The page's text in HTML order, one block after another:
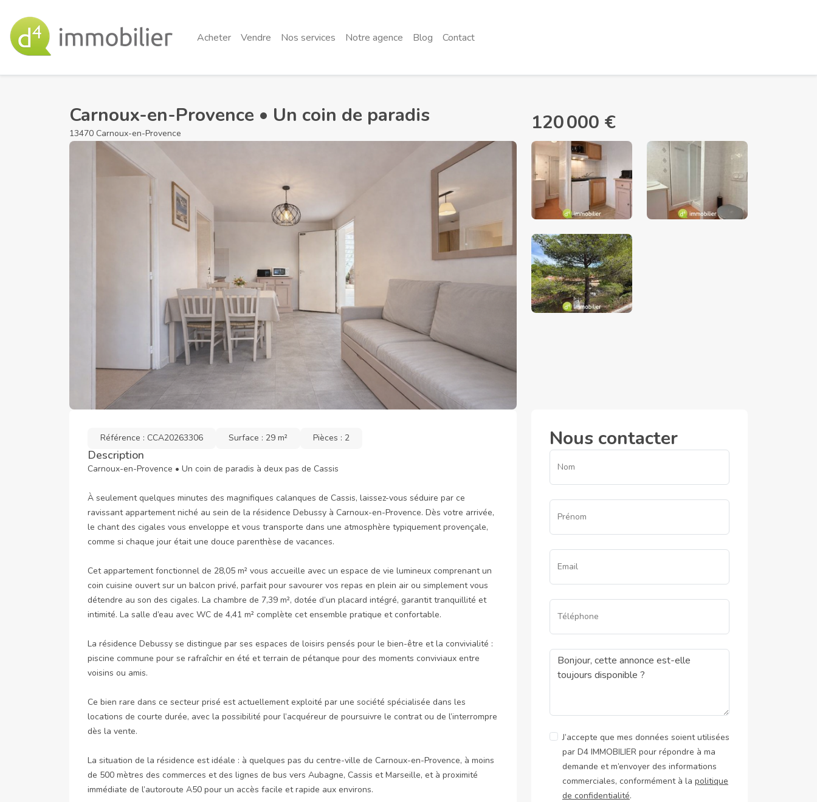
Acheter Vendre Nos services Notre agence Blog Contact
Carnoux-en-Provence • Un coin de paradis
13470 Carnoux-en-Provence 120 000 €
Référence : CCA20263306 Surface : 29 m² Pièces : 2
Description
Carnoux-en-Provence • Un coin de paradis à deux pas de Cassis
À seulement quelques minutes des magnifiques calanques de Cassis, laissez-vous séduire par ce
ravissant appartement niché au sein de la résidence Debussy à Carnoux-en-Provence. Dès votre arrivée,
le chant des cigales vous enveloppe et vous transporte dans une atmosphère typiquement provençale,
comme si chaque jour était une douce parenthèse de vacances.
Cet appartement fonctionnel de 28,05 m² vous accueille avec un espace de vie lumineux comprenant un
coin cuisine ouvert sur un balcon privé, parfait pour savourer vos repas en plein air ou simplement vous
détendre au son des cigales. La chambre de 7,39 m², dotée d’un placard intégré, garantit tranquillité et
intimité. La salle d’eau avec WC de 4,41 m² complète cet ensemble pratique et confortable.
La résidence Debussy se distingue par ses espaces de loisirs pensés pour le bien-être et la convivialité :
piscine commune pour se rafraîchir en été et terrain de pétanque pour des moments conviviaux entre
voisins ou amis.
Ce bien rare dans ce secteur prisé est actuellement exploité par une société spécialisée dans les
locations de courte durée, avec la possibilité pour l’acquéreur de poursuivre le contrat ou de l’interrompre
dès la vente.
La situation de la résidence est idéale : à quelques pas du centre-ville de Carnoux-en-Provence, à moins
de 500 mètres des commerces et des lignes de bus vers Aubagne, Cassis et Marseille, et à proximité
immédiate de l’autoroute A50 pour un accès facile et rapide aux environs.
Nous contacter
Nom
Prénom
Email
Téléphone
J’accepte que mes données soient utilisées
par D4 IMMOBILIER pour répondre à ma
demande et m’envoyer des informations
commerciales, conformément à la politique
de confidentialité.